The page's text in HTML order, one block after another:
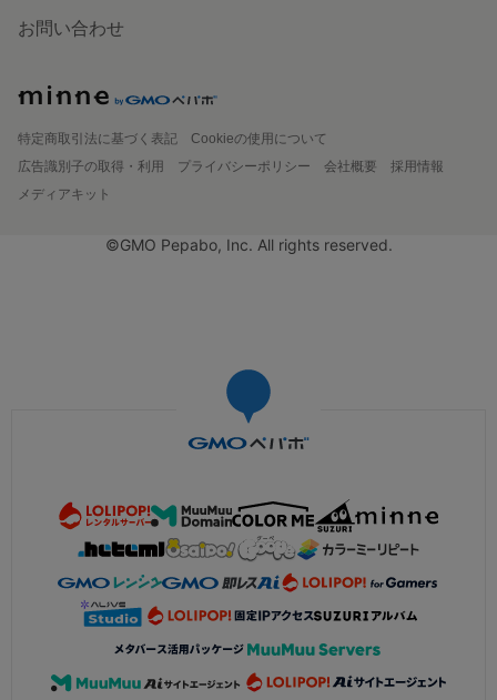
お問い合わせ
特定商取引法に基づく表記
Cookieの使用について
広告識別子の取得・利用
プライバシーポリシー 会社概要
採用情報
メディアキット
©GMO Pepabo, Inc. All rights reserved.